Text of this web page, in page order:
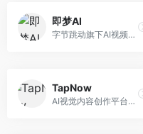
即梦AI
字节跳动旗下AI视频创作平台，支持多模态内容生成。面向内容创作者和营销人员，提供文生视频、图生视频、智能剪辑等功能，中文理解能力强，创作效率高。
TapNow
AI视觉内容创作平台，整合图像与视频生成能力。面向内容创作者，提供文生图、文生视频、智能编辑等服务，创作工具丰富，一站式体验便捷。